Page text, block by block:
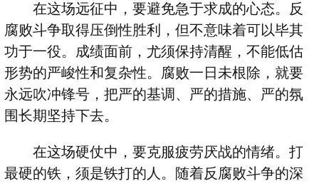
在这场远征中，要避免急于求成的心态。反
腐败斗争取得压倒性胜利，但不意味着可以毕其
功于一役。成绩面前，尤须保持清醒，不能低估
形势的严峻性和复杂性。腐败一日未根除，就要
永远吹冲锋号，把严的基调、严的措施、严的氛
围长期坚持下去。
在这场硬仗中，要克服疲劳厌战的情绪。打
最硬的铁，须是铁打的人。随着反腐败斗争的深